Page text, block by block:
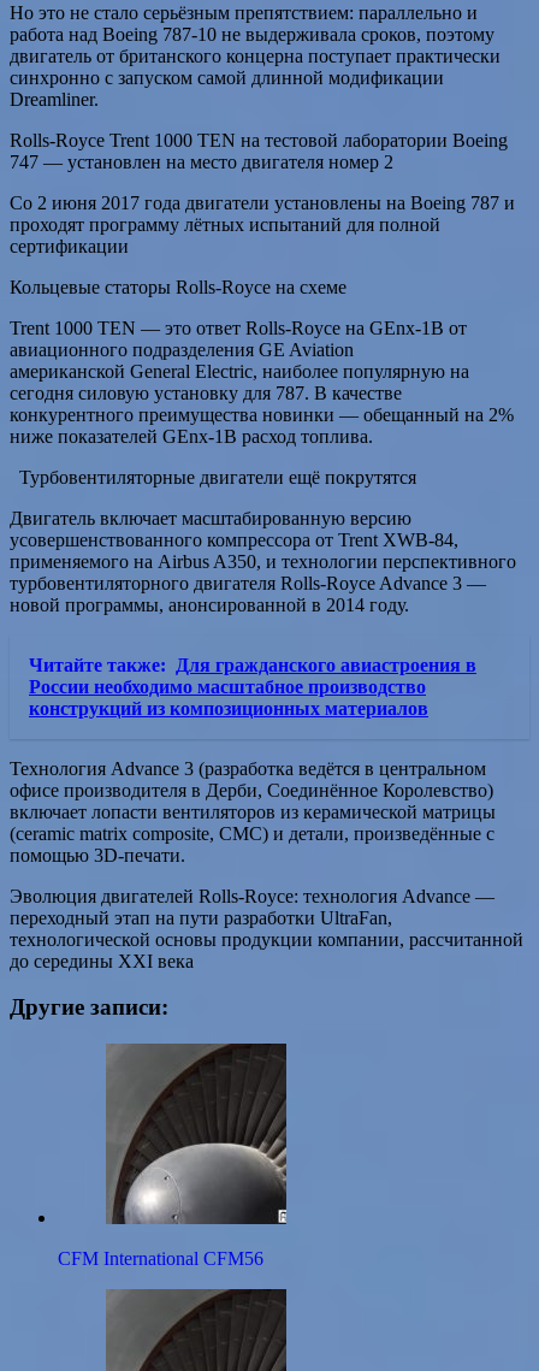
Но это не стало серьёзным препятствием: параллельно и
работа над Boeing 787-10 не выдерживала сроков, поэтому
двигатель от британского концерна поступает практически
синхронно с запуском самой длинной модификации
Dreamliner.
Rolls-Royce Trent 1000 TEN на тестовой лаборатории Boeing
747 — установлен на место двигателя номер 2
Со 2 июня 2017 года двигатели установлены на Boeing 787 и
проходят программу лётных испытаний для полной
сертификации
Кольцевые статоры Rolls-Royce на схеме
Trent 1000 TEN — это ответ Rolls-Royce на GEnx-1B от
авиационного подразделения GE Aviation
американской General Electric, наиболее популярную на
сегодня силовую установку для 787. В качестве
конкурентного преимущества новинки — обещанный на 2%
ниже показателей GEnx-1B расход топлива.
Турбовентиляторные двигатели ещё покрутятся
Двигатель включает масштабированную версию
усовершенствованного компрессора от Trent XWB-84,
применяемого на Airbus A350, и технологии перспективного
турбовентиляторного двигателя Rolls-Royce Advance 3 —
новой программы, анонсированной в 2014 году.
Читайте также:
Для гражданского авиастроения в
России необходимо масштабное производство
конструкций из композиционных материалов
Технология Advance 3 (разработка ведётся в центральном
офисе производителя в Дерби, Соединённое Королевство)
включает лопасти вентиляторов из керамической матрицы
(ceramic matrix composite, CMC) и детали, произведённые с
помощью 3D-печати.
Эволюция двигателей Rolls-Royce: технология Advance —
переходный этап на пути разработки UltraFan,
технологической основы продукции компании, рассчитанной
до середины XXI века
Другие записи:
CFM International CFM56